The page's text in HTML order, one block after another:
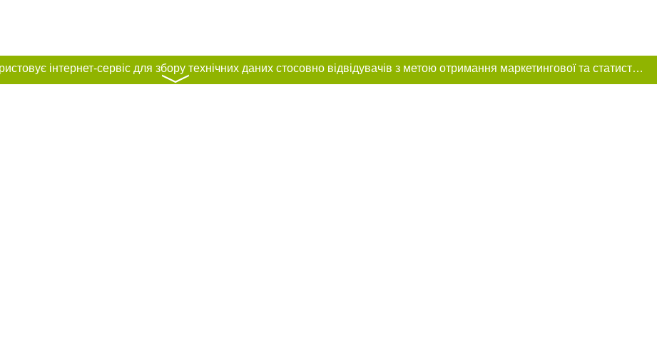
Цей сайт використовує «cookies». Також веб-сайт використовує інтернет-сервіс для збору технічних даних стосовно відвідувачів з метою отримання маркетингової та статистичної інформації. Умови обробки даних відвідувачів сайту див.
〉